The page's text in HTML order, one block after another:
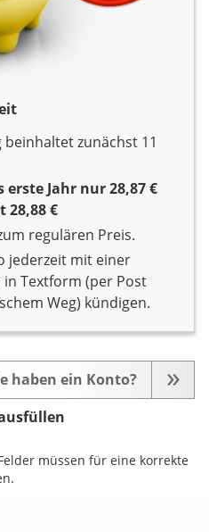
zunächst 11
erste Jahr nur 28,87 €
28,88 €
regulären Preis.
jederzeit mit einer
in Textform (per Post
Weg) kündigen.
haben ein Konto?
müssen für eine korrekte